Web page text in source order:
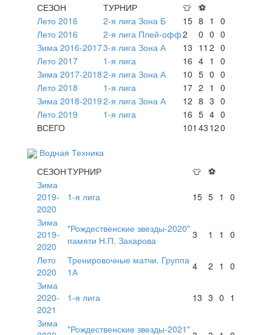
СЕЗОН
ТУРНИР 👕 ⚽
Лето 2016
2-я лига Зона Б 15 8 1
0
Лето 2016
2-я лига Плей-офф2 0 0 0
Зима 2016-20173-я лига Зона А 13 11 2 0
Лето 2017
1-я лига 16 4 1
0
Зима 2017-20182-я лига Зона А 10 5 0 0
Лето 2018
1-я лига 17 2 1
0
Зима 2018-20192-я лига Зона А 12 8 3 0
Лето 2019
1-я лига 16 5 4 0
ВСЕГО
101 43 120
Водная Техника
СЕЗОНТУРНИР 👕 ⚽
Зима
2019-
2020
1-я лига 15 5 1 0
Зима
2019-
2020
"Рождественские звезды-2020"
памяти Н.П. Захарова
3 1 1 0
Лето
2020
Тренировочные матчи. Группа
1А
4 2 1
0
Зима
2020-
2021
1-я лига 13 3 0 1
Зима
"Рождественские звезды-2021"